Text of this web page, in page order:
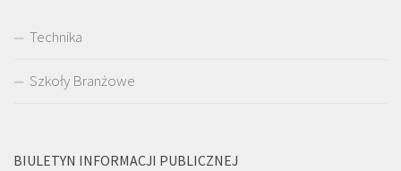
Technika
Szkoły Branżowe
BIULETYN INFORMACJI PUBLICZNEJ